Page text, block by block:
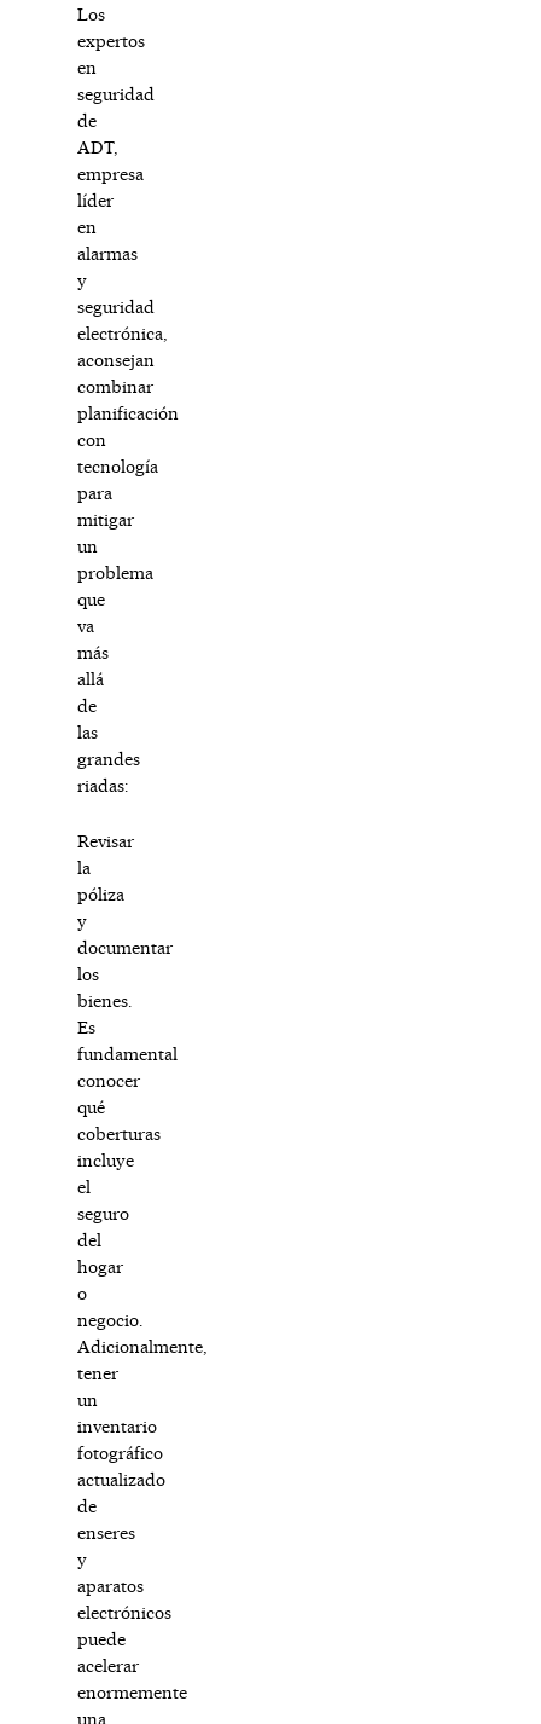
Los
expertos
en
seguridad
de
ADT,
empresa
líder
en
alarmas
y
seguridad
electrónica,
aconsejan
combinar
planificación
con
tecnología
para
mitigar
un
problema
que
va
más
allá
de
las
grandes
riadas:
Revisar
la
póliza
y
documentar
los
bienes.
Es
fundamental
conocer
qué
coberturas
incluye
el
seguro
del
hogar
o
negocio.
Adicionalmente,
tener
un
inventario
fotográfico
actualizado
de
enseres
y
aparatos
electrónicos
puede
acelerar
enormemente
una